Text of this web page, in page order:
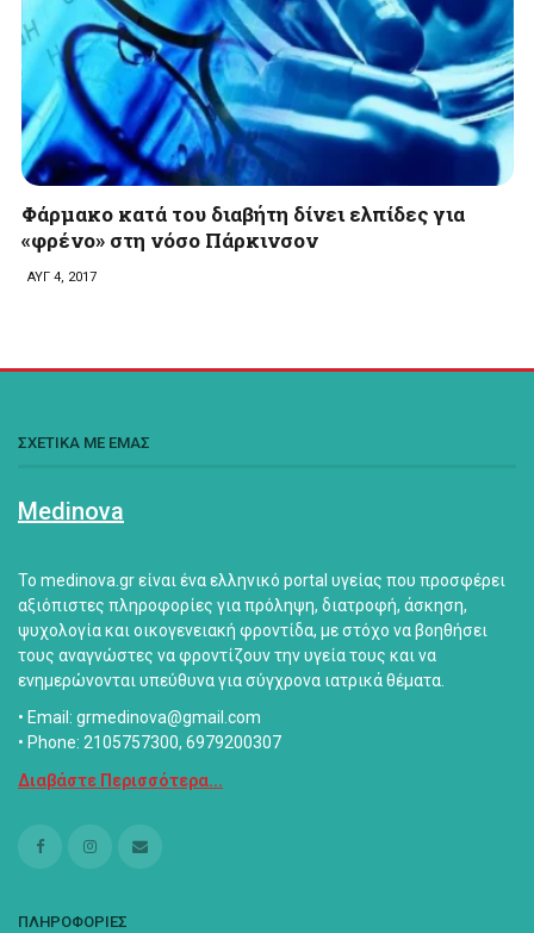
Φάρμακο κατά του διαβήτη δίνει ελπίδες για
«φρένο» στη νόσο Πάρκινσον
ΑΥΓ 4, 2017
ΣΧΕΤΙΚΑ ΜΕ ΕΜΑΣ
Medinova
Το medinova.gr είναι ένα ελληνικό portal υγείας που προσφέρει
αξιόπιστες πληροφορίες για πρόληψη, διατροφή, άσκηση,
ψυχολογία και οικογενειακή φροντίδα, με στόχο να βοηθήσει
τους αναγνώστες να φροντίζουν την υγεία τους και να
ενημερώνονται υπεύθυνα για σύγχρονα ιατρικά θέματα.
• Email: grmedinova@gmail.com
• Phone: 2105757300, 6979200307
Διαβάστε Περισσότερα...
ΠΛΗΡΟΦΟΡΙΕΣ